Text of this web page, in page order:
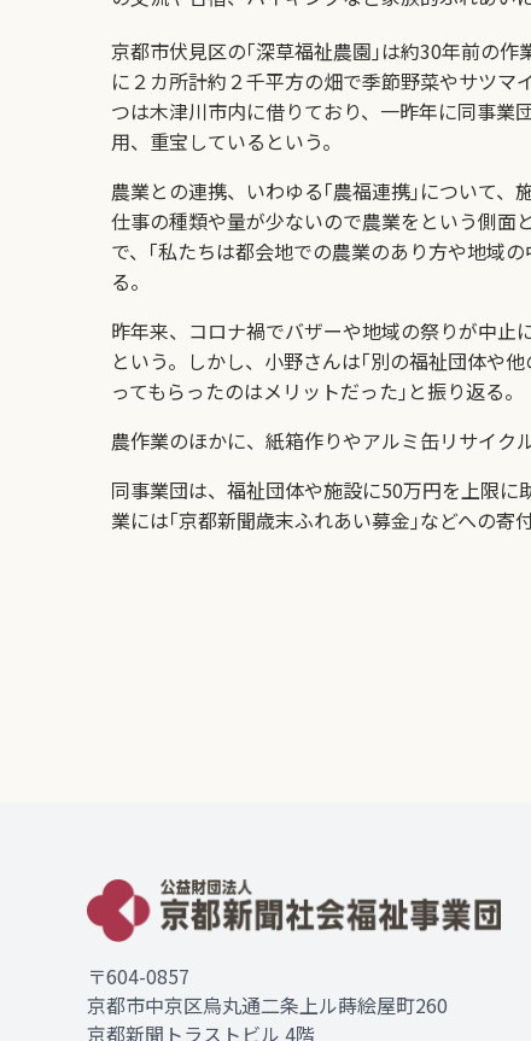
京都市伏見区の｢深草福祉農園｣は約30年前の
に２カ所計約２千平方の畑で季節野菜やサツ
つは木津川市内に借りており、一昨年に同事業
用、重宝しているという。
農業との連携、いわゆる｢農福連携｣について
仕事の種類や量が少ないので農業をという側面
で、｢私たちは都会地での農業のあり方や地域
る。
昨年来、コロナ禍でバザーや地域の祭りが中止
という。しかし、小野さんは｢別の福祉団体や
ってもらったのはメリットだった｣と振り返る。
農作業のほかに、紙箱作りやアルミ缶リサイク
同事業団は、福祉団体や施設に50万円を上限
業には｢京都新聞歳末ふれあい募金｣などへの寄
〒604-0857
京都市中京区烏丸通二条上ル蒔絵屋町260
京都新聞トラストビル 4階